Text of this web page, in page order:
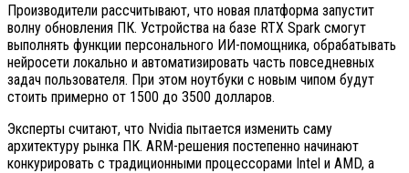
Производители рассчитывают, что новая платформа запустит
волну обновления ПК. Устройства на базе RTX Spark смогут
выполнять функции персонального ИИ-помощника, обрабатывать
нейросети локально и автоматизировать часть повседневных
задач пользователя. При этом ноутбуки с новым чипом будут
стоить примерно от 1500 до 3500 долларов.
Эксперты считают, что Nvidia пытается изменить саму
архитектуру рынка ПК. ARM-решения постепенно начинают
конкурировать с традиционными процессорами Intel и AMD, а